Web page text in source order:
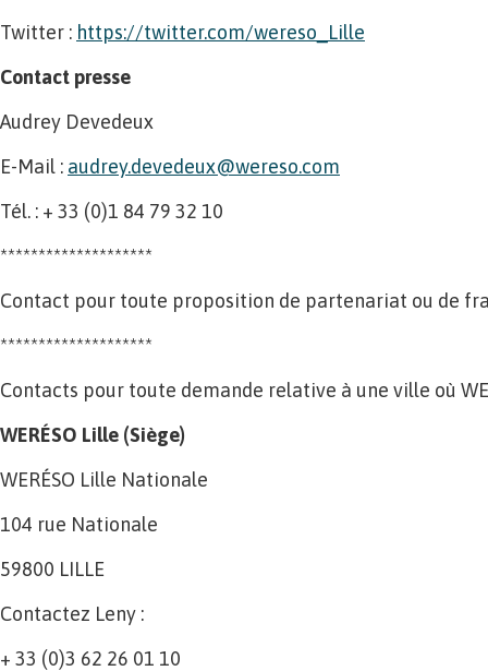
Twitter : https://twitter.com/wereso_Lille
Contact presse
Audrey Devedeux
E-Mail : audrey.devedeux@wereso.com
Tél. : + 33 (0)1 84 79 32 10
********************
Contact pour toute proposition de partenariat ou de
********************
Contacts pour toute demande relative à une ville où
WERÉSO Lille (Siège)
WERÉSO Lille Nationale
104 rue Nationale
59800 LILLE
Contactez Leny :
+ 33 (0)3 62 26 01 10